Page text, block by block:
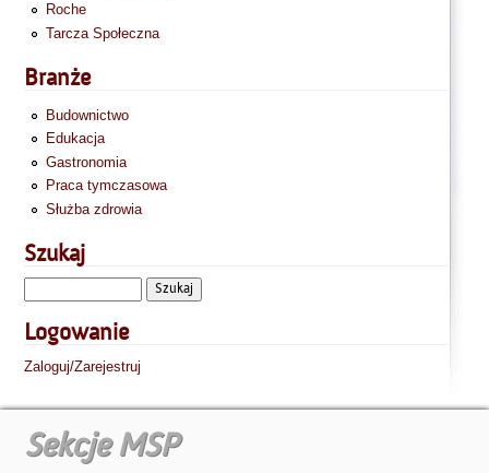
Roche
Tarcza Społeczna
Branże
Budownictwo
Edukacja
Gastronomia
Praca tymczasowa
Służba zdrowia
Szukaj
Logowanie
Zaloguj/Zarejestruj
Sekcje MSP